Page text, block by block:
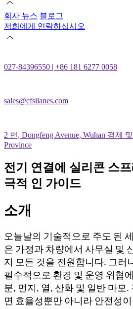
회사 뉴스 블로그
저희에게 연락하십시오
027-84396550 | +86 181 6277 0058
sales@cfsilanes.com
2 번, Dongfeng Avenue, Wuhan 경제
Province
전기 연결에 실리콘 스
극적 인 가이드
소개
오늘날의 기술적으로 주도 된
은 가정과 차량에서 사무실 및
지 모든 것을 전원합니다. 그러
필수적으로 환경 및 운영 위협
분, 먼지, 열, 산화 및 일반 마모.
면 효율성뿐만 아니라 안전성